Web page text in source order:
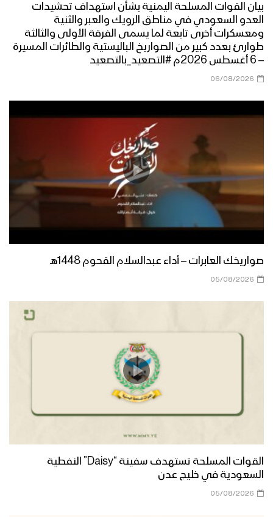
بيان القوات المسلحة اليمنية بشأن استهداف تحشيدات
العدو السعودي في مناطق الرويك والعبر والثنية
ومعسكرات أخرى تابعة لما يسمى الفرقة الأولى والثالثة
طوارئ بعدد كبير من الصواريخ الباليستية والطائرات المسيرة
– 6 أغسطس 2026م #التصعيد_بالتصعيد
06/08/2026
صواريخك العابرات – أداء عبدالسلام القحوم 1448هـ
05/08/2026
القوات المسلحة تستهدف سفينة “Daisy” النفطية
السعودية في خليج عدن
05/08/2026